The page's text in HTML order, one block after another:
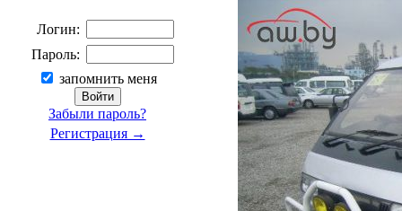
Логин:
Пароль:
запомнить меня
Забыли пароль?
Регистрация →